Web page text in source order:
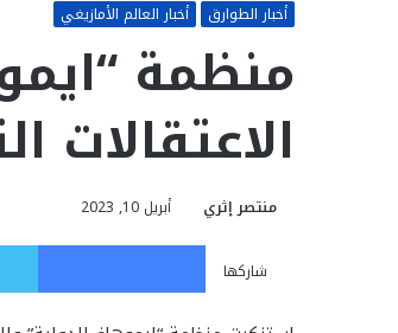
أخبار الطوارق أخبار العالم الأمازيغي
منظمة
منتصر إثري أبريل 10, 2023
شاركها
فيسبوك